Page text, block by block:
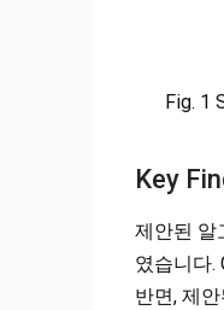
Fig. 1
Key
제안된 알
였습니다.
반면, 제